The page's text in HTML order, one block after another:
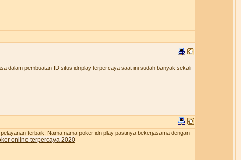
dalam pembuatan ID situs idnplay terpercaya saat ini sudah banyak sekali
terbaik. Nama nama poker idn play pastinya bekerjasama dengan
online terpercaya 2020